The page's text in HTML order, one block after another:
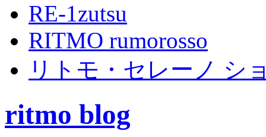
RE-1zutsu
RITMO rumorosso
リトモ・セレーノ シ
ritmo blog